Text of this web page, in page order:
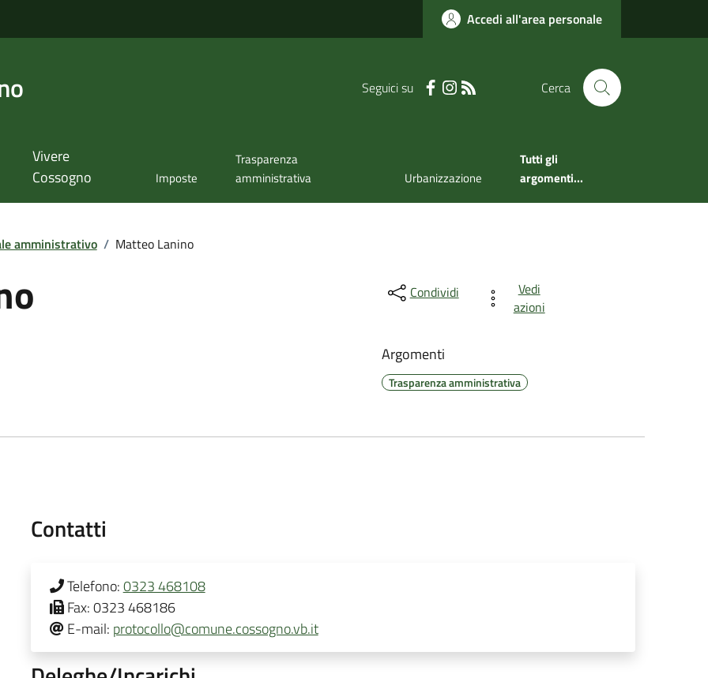
Accedi all'area personale
Seguici su Cerca
Vivere
Cossogno
Imposte
Trasparenza
amministrativa
Urbanizzazione
Tutti gli
argomenti...
amministrativo / Matteo Lanino
Condividi
Vedi
azioni
Argomenti
Trasparenza amministrativa
Contatti
Telefono:0323 468108
Fax:0323 468186
E-mail: protocollo@comune.cossogno.vb.it